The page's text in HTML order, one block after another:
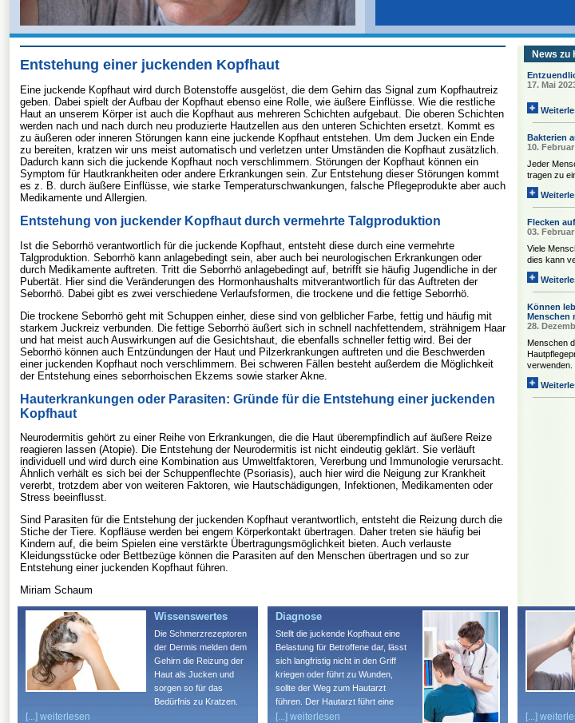
Entstehung einer juckenden Kopfhaut
Eine juckende Kopfhaut wird durch Botenstoffe ausgelöst, die dem Gehirn das Signal zum Kopfhautreiz
geben. Dabei spielt der Aufbau der Kopfhaut ebenso eine Rolle, wie äußere Einflüsse. Wie die restliche
Haut an unserem Körper ist auch die Kopfhaut aus mehreren Schichten aufgebaut. Die oberen Schichten
werden nach und nach durch neu produzierte Hautzellen aus den unteren Schichten ersetzt. Kommt es
zu äußeren oder inneren Störungen kann eine juckende Kopfhaut entstehen. Um dem Jucken ein Ende
zu bereiten, kratzen wir uns meist automatisch und verletzen unter Umständen die Kopfhaut zusätzlich.
Dadurch kann sich die juckende Kopfhaut noch verschlimmern. Störungen der Kopfhaut können ein
Symptom für Hautkrankheiten oder andere Erkrankungen sein. Zur Entstehung dieser Störungen kommt
es z. B. durch äußere Einflüsse, wie starke Temperaturschwankungen, falsche Pflegeprodukte aber auch
Medikamente und Allergien.
Entstehung von juckender Kopfhaut durch vermehrte Talgproduktion
Ist die Seborrhö verantwortlich für die juckende Kopfhaut, entsteht diese durch eine vermehrte
Talgproduktion. Seborrhö kann anlagebedingt sein, aber auch bei neurologischen Erkrankungen oder
durch Medikamente auftreten. Tritt die Seborrhö anlagebedingt auf, betrifft sie häufig Jugendliche in der
Pubertät. Hier sind die Veränderungen des Hormonhaushalts mitverantwortlich für das Auftreten der
Seborrhö. Dabei gibt es zwei verschiedene Verlaufsformen, die trockene und die fettige Seborrhö.
Die trockene Seborrhö geht mit Schuppen einher, diese sind von gelblicher Farbe, fettig und häufig mit
starkem Juckreiz verbunden. Die fettige Seborrhö äußert sich in schnell nachfettendem, strähnigem Haar
und hat meist auch Auswirkungen auf die Gesichtshaut, die ebenfalls schneller fettig wird. Bei der
Seborrhö können auch Entzündungen der Haut und Pilzerkrankungen auftreten und die Beschwerden
einer juckenden Kopfhaut noch verschlimmern. Bei schweren Fällen besteht außerdem die Möglichkeit
der Entstehung eines seborrhoischen Ekzems sowie starker Akne.
Hauterkrankungen oder Parasiten: Gründe für die Entstehung einer juckenden
Kopfhaut
Neurodermitis gehört zu einer Reihe von Erkrankungen, die die Haut überempfindlich auf äußere Reize
reagieren lassen (Atopie). Die Entstehung der Neurodermitis ist nicht eindeutig geklärt. Sie verläuft
individuell und wird durch eine Kombination aus Umweltfaktoren, Vererbung und Immunologie verursacht.
Ähnlich verhält es sich bei der Schuppenflechte (Psoriasis), auch hier wird die Neigung zur Krankheit
vererbt, trotzdem aber von weiteren Faktoren, wie Hautschädigungen, Infektionen, Medikamenten oder
Stress beeinflusst.
Sind Parasiten für die Entstehung der juckenden Kopfhaut verantwortlich, entsteht die Reizung durch die
Stiche der Tiere. Kopfläuse werden bei engem Körperkontakt übertragen. Daher treten sie häufig bei
Kindern auf, die beim Spielen eine verstärkte Übertragungsmöglichkeit bieten. Auch verlauste
Kleidungsstücke oder Bettbezüge können die Parasiten auf den Menschen übertragen und so zur
Entstehung einer juckenden Kopfhaut führen.
Miriam Schaum
News zu
17. Mai
Bakterien
10.
Jeder
tragen zu
Flecken
03.
Viele
dies kann
Können
Menschen
28.
Menschen
verwenden.
Wissenswertes
Die Schmerzrezeptoren
der Dermis melden dem
Gehirn die Reizung der
Haut als Jucken und
sorgen so für das
Bedürfnis zu Kratzen.
[...] weiterlesen
Diagnose
Stellt die juckende Kopfhaut eine
Belastung für Betroffene dar, lässt
sich langfristig nicht in den Griff
kriegen oder führt zu Wunden,
sollte der Weg zum Hautarzt
führen. Der Hautarzt führt eine
Befragung durch und macht unter
[...] weiterlesen [...]